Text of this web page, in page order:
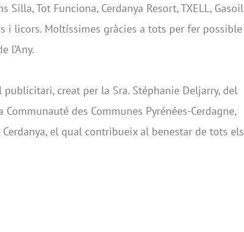
Silla, Tot Funciona, Cerdanya Resort, TXELL, Gasoil
i licors. Moltíssimes gràcies a tots per fer possible
l’Any.
creat per la Sra. Stéphanie Deljarry, del
des Communes Pyrénées-Cerdagne,
Cerdanya, el qual contribueix al benestar de tots els